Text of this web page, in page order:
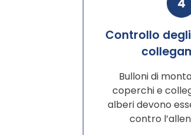
Controllo
Bulloni di
coperchi e
alberi devono
contro